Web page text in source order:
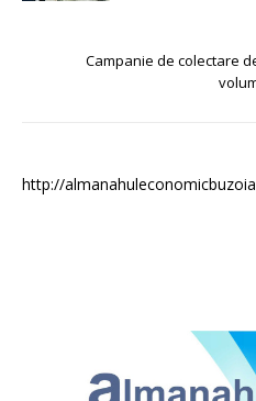
Campanie de colectare
http://